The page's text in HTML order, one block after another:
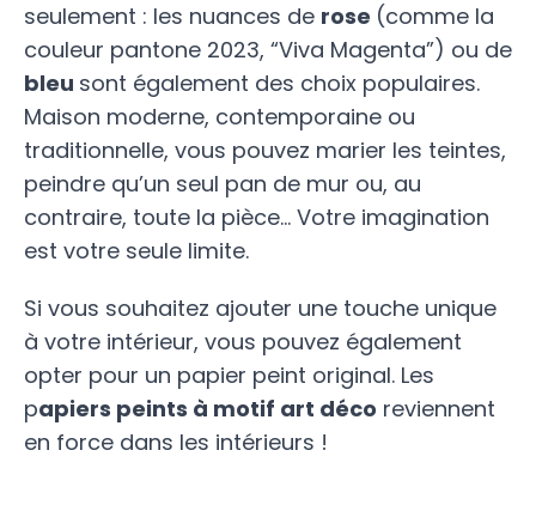
seulement : les nuances de rose (comme la
couleur pantone 2023, “Viva Magenta”) ou de
bleu sont également des choix populaires.
Maison moderne, contemporaine ou
traditionnelle, vous pouvez marier les teintes,
peindre qu’un seul pan de mur ou, au
contraire, toute la pièce… Votre imagination
est votre seule limite.
Si vous souhaitez ajouter une touche unique
à votre intérieur, vous pouvez également
opter pour un papier peint original. Les
papiers peints à motif art déco reviennent
en force dans les intérieurs !